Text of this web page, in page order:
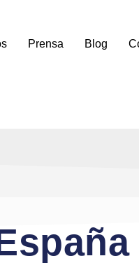
Prensa Blog